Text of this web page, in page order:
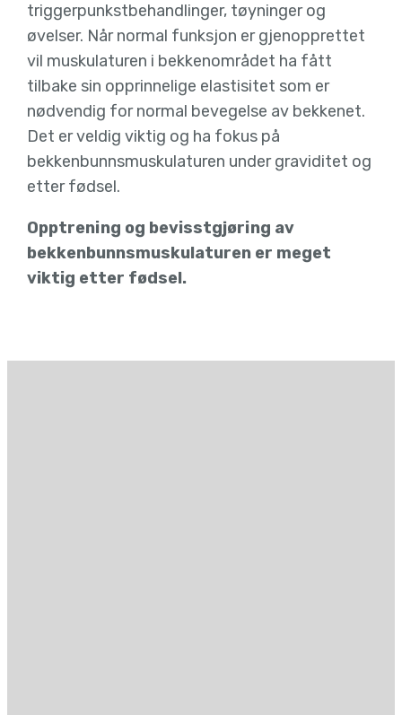
triggerpunkstbehandlinger, tøyninger og
øvelser. Når normal funksjon er gjenopprettet
vil muskulaturen i bekkenområdet ha fått
tilbake sin opprinnelige elastisitet som er
nødvendig for normal bevegelse av bekkenet.
Det er veldig viktig og ha fokus på
bekkenbunnsmuskulaturen under graviditet og
etter fødsel.
Opptrening og bevisstgjøring av
bekkenbunnsmuskulaturen er meget
viktig etter fødsel.